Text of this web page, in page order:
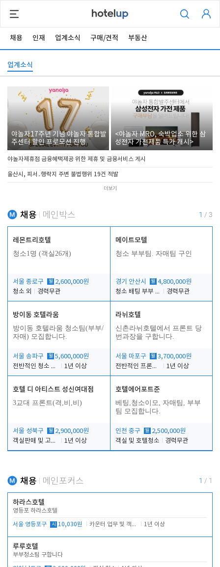
채용 인재 업계소식 구매/견적 부동산
업계소식
야놀자17주년 기념 야놀자 통합발
주센터 할인 프로모션 진행
<야놀자 MRO, 숙박업소 위한 삼
성전자 가전제품 특가 개시>
야놀자제휴점 금융혜택제공 위한 제휴 및 금융서비스 게시
울산시, 피서․행락지 주변 불법행위 19건 적발
더보기
채용 메인박스 1 / 3
레몬트리호텔
청소1명 (객실26개)
서울 종로구 월 2,600,000원
청소 외
경력무관
메이트모텔
청소 부부팀. 자매팀 구인
경기 안산시 월 4,800,000원
청소 배팅 부부 구합니다
경력무관
방이동 호텔라움
방이동 호텔라움 청소팀(부부/
자매) 모집합니다.
서울 송파구 월 5,600,000원
전반적인 청소 업무(객실청소.객실정리)
1년 이상
라뉘호텔
신촌라뉘호텔에서 프론트 당
번과장을 구합니다.
서울 마포구 월 3,700,000원
전반적인 프론트 당번업무
1년 이상
호텔 디 아티스트 성신여대점
3교대 프론트(격,비,비)
서울 성북구 월 2,900,000원
객실판매 및 고객응대
1년 이상
호텔에어포트준
베팅,청소이모, 자매팀, 부부
팀 모집합니다.
인천 중구 월 2,500,000원
객실 및 호텔청소
경력무관
채용 메인포커스 1 / 1
하라스호텔
영등포 하라스호텔
서울 영등포구 시 10,030원 카운터 업무 및 객실관리(청소상태 확인, 객실판매) 1년 이상
루루호텔
부부청소팀 구합니다